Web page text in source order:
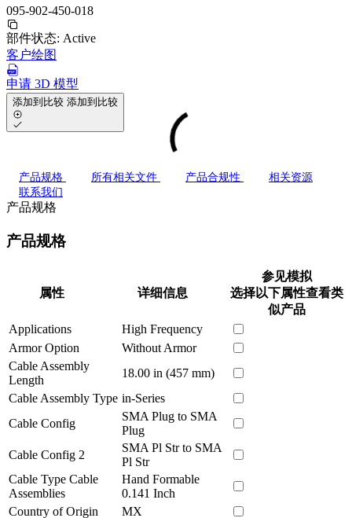
095-902-450-018
部件状态: Active
客户绘图
申请 3D 模型
添加到比较 添加到比较
产品规格 所有相关文件 产品合规性
相关资源
联系我们
产品规格
产品规格
属性 详细信息
参见模拟
选择以下属性查看类
似产品
Applications
High Frequency
Armor Option
Without Armor
Cable Assembly
Length
18.00 in (457 mm)
Cable Assembly Type in-Series
Cable Config
SMA Plug to SMA
Plug
Cable Config 2
SMA Pl Str to SMA
Pl Str
Cable Type Cable
Assemblies
Hand Formable
0.141 Inch
Country of Origin
MX